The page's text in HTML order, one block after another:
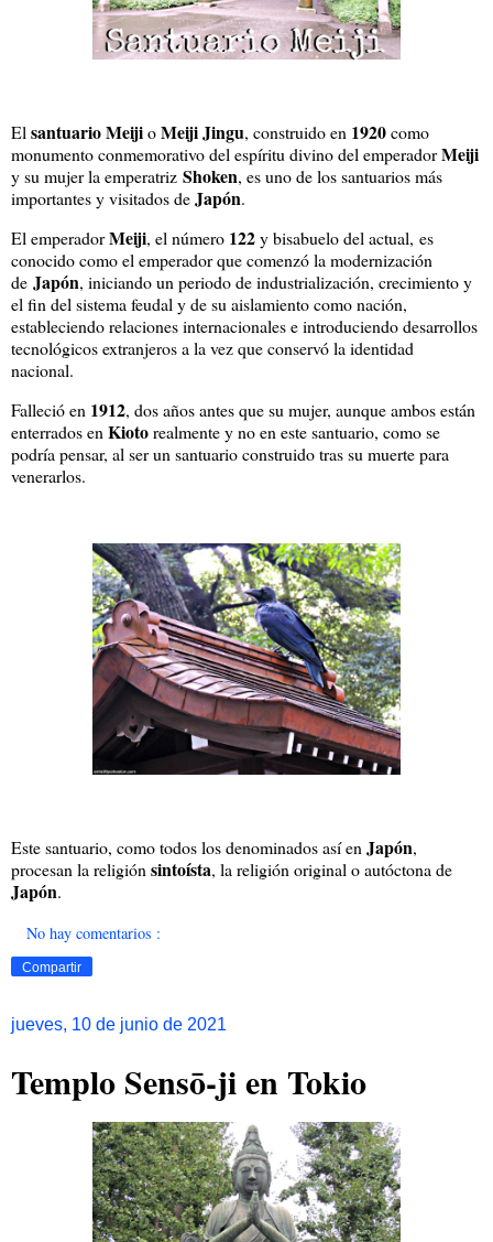
El santuario MeijioMeiji Jingu, construido en 1920como
monumento conmemorativo del espíritu divino del emperadorMeiji
y su mujer la emperatriz Shoken, es uno de los santuarios más
importantes y visitados deJapón.
El emperadorMeiji, el número 122y bisabuelo del actual, es
conocido como el emperador que comenzó la modernización
de Japón, iniciando un periodo de industrialización, crecimiento y
el fin del sistema feudal y de su aislamiento como nación,
estableciendo relaciones internacionales e introduciendo desarrollos
tecnológicos extranjeros a la vez que conservó la identidad
nacional.
Falleció en 1912, dos años antes que su mujer, aunque ambos están
enterrados en Kiotorealmente y no en este santuario, como se
podría pensar, al ser un santuario construido tras su muerte para
venerarlos.
Este santuario, como todos los denominados así en Japón,
procesan la religión sintoísta, la religión original o autóctona de
Japón.
No hay comentarios :
Compartir
jueves, 10 de junio de 2021
Templo Sensō-ji en Tokio